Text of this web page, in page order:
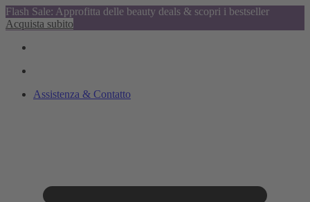
Flash Sale: Approfitta delle beauty deals & scopri i bestseller
Acquista subito
Assistenza & Contatto